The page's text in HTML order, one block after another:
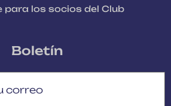
para los socios del Club
Boletín